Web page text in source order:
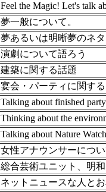
Feel the Magic! Let's talk
夢一般について。
夢あるいは明晰夢のネ
演劇について語ろう
建築に関する話題
宴会・パーティに関す
Talking about finished
Thinking about the
Talking about Nature
女性アナウンサーにつ
総合芸術ユニット、明
ネットニュースな人と